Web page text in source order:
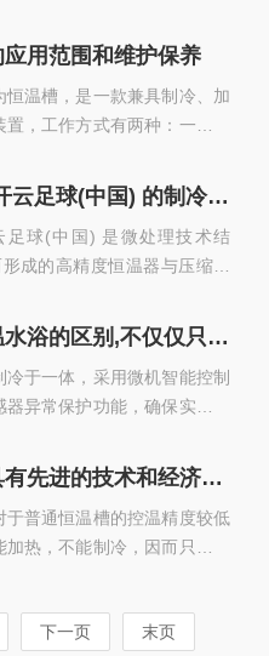
指示灯停止闪烁，控制器会得
移...
个恒定的温度，可以让我们
制液体温度，已然成为了无
设备！但其实恒温水槽并没
入化，说得简单一点，终作
制在人们所需要的试验等研
件-微机智能控制系统...
用范围和维护保养
温槽，是一款兼具制冷、加
，工作方式有两种：一是在
配套使用，称为外循环。应
装置发热部的冷却：单晶片
自动夹座安装装置、喷涂装
装置、单晶片处理装置、切
。对激光装置发热部分的冷
化碳激光加工机等。选购恒温
智能开云足球-开云足球(中国) 的制冷和加热系统可满足用户的不同需求
足球(中国) 是微处理技术结
成的高精度恒温器与压缩机
求。本机采用微电脑控温，
之内，这是一般控温系统无
加了内置循环系统，使箱内
性能稳定可靠、操作简便，
在水浴上测定粘度，使用方
显示窗口数显温...
恒温水槽和恒温水浴的区别,不仅仅只是一字之差
于一体，采用微机智能控制
异常保护功能，确保实验的
产温度计、温控仪、温度传
数的检测校准。与之相近的
的设备，虽说只是一字之差，
大区别！恒温水槽和恒温水
温均匀性(≤0.05℃)，同时恒
功能，极大的扩展了使用范
低温恒温油槽具有先进的技术和经济的操作模式
普通恒温槽的控温精度较低
热，不能制冷，因而只可提
医药食品、冶金、石油、农
下一页 末页